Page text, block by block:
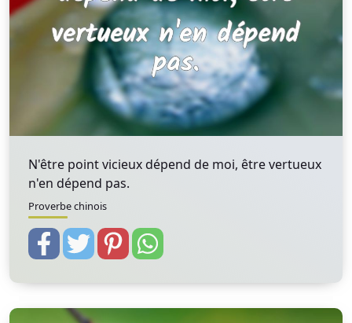
N'être point vicieux dépend de moi, être vertueux
n'en dépend pas.
Proverbe chinois